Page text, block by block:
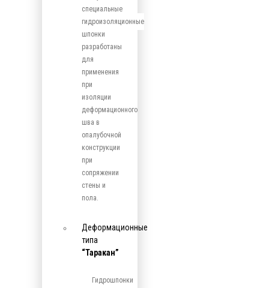
специальные
гидроизоляционные
шпонки
разработаны
для
применения
при
изоляции
деформационного
шва в
опалубочной
конструкции
при
сопряжении
стены и
пола.
Деформационные
типа
“Таракан”
Гидрошпонки